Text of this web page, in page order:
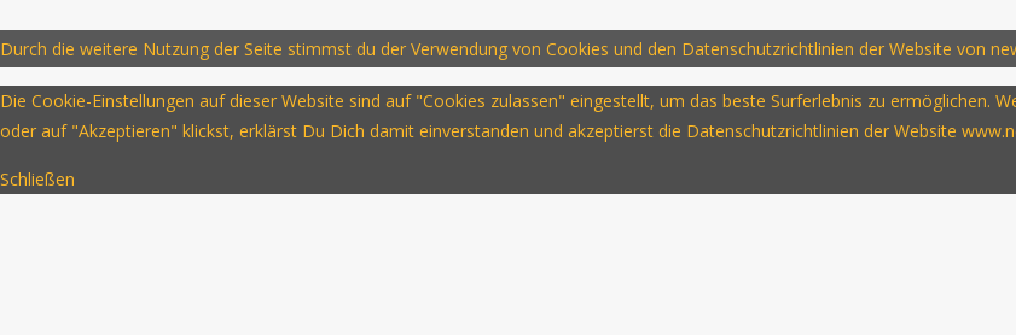
Durch die weitere Nutzung der Seite stimmst du der Verwendung von Cookies und den Datenschutzrichtlinien der Website von
Die Cookie-Einstellungen auf dieser Website sind auf "Cookies zulassen" eingestellt, um das beste Surferlebnis zu ermöglichen.
oder auf "Akzeptieren" klickst, erklärst Du Dich damit einverstanden und akzeptierst die Datenschutzrichtlinien der Website
Schließen